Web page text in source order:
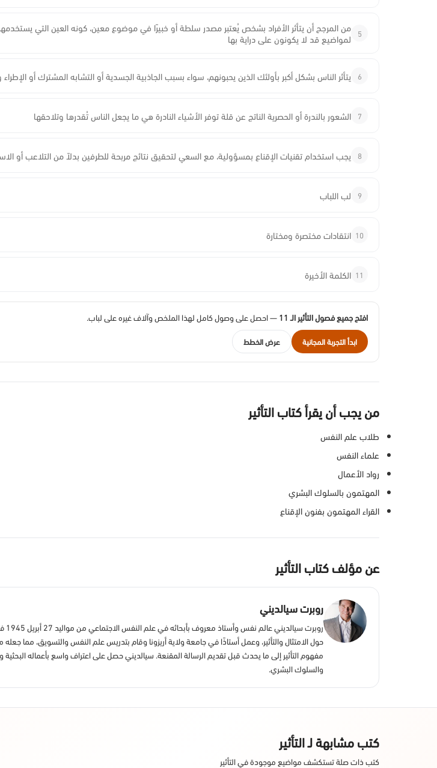
5 من المرجح أن يتأثر الأفراد بشخص يُعتبر مصدر سلطة أو خبيرًا في موضوع معين، كونه العين التي
لمواضيع قد لا يكونون على دراية بها
6 يتأثر الناس بشكل أكبر بأولئك الذين يحبونهم، سواء بسبب الجاذبية الجسدية أو التشابه المشترك أو الإطراء
7 الشعور بالندرة أو الحصرية الناتج عن قلة توفر الأشياء النادرة هي ما يجعل الناس تُقدرها وتلاحقها
8 يجب استخدام تقنيات الإقناع بمسؤولية، مع السعي لتحقيق نتائج مربحة للطرفين بدلاً من التلاعب أو
9 لب اللباب
10 انتقادات مختصرة ومختارة
11 الكلمة الأخيرة
افتح جميع فصول التأثير الـ 11 — احصل على وصول كامل لهذا الملخص وآلاف غيره على لباب.
ابدأ التجربة المجانية عرض الخطط
من يجب أن يقرأ كتاب التأثير
طلاب علم النفس
علماء النفس
رواد الأعمال
المهتمون بالسلوك البشري
القراء المهتمون بفنون الإقناع
عن مؤلف كتاب التأثير
روبرت سيالديني
حول الامتثال والتأثير، وعمل أستاذًا في جامعة ولاية أريزونا وقام بتدريس علم النفس والتسويق، مما
مفهوم التأثير إلى ما يحدث قبل تقديم الرسالة المقنعة. سيالديني حصل على اعتراف واسع بأعماله البحثية
والسلوك البشري.
كتب مشابهة لـ التأثير
كتب ذات صلة تستكشف مواضيع موجودة في التأثير